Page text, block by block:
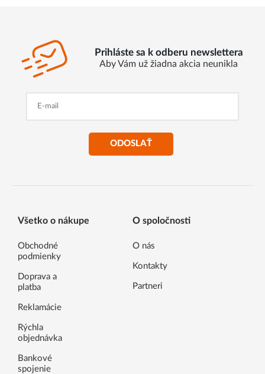
Prihláste sa k odberu newslettera
Aby Vám už žiadna akcia neunikla
ODOSLAŤ
Všetko o nákupe
Obchodné
podmienky
Doprava a
platba
Reklamácie
Rýchla
objednávka
Bankové
spojenie
O spoločnosti
O nás
Kontakty
Partneri